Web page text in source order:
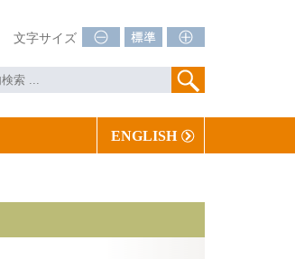
文字サイズ
ENGLISH